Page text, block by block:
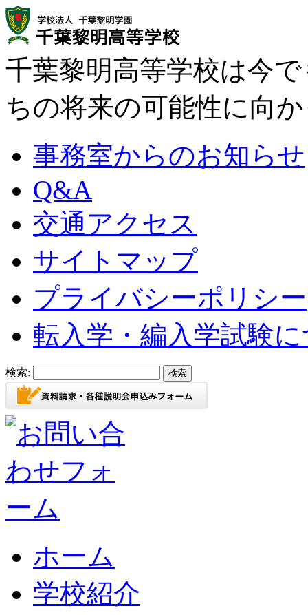
千葉黎明高等学校は今
ちの将来の可能性に向
事務室からのお知らせ
Q&A
交通アクセス
サイトマップ
プライバシーポリシー
転入学・編入学試験
検索:
ホーム
学校紹介